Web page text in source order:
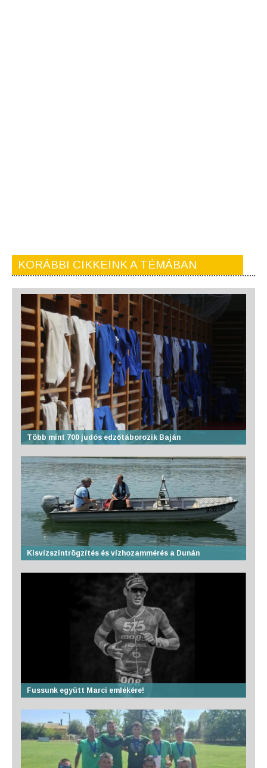
KORÁBBI CIKKEINK A TÉMÁBAN
Több mint 700 judós edzőtáborozik Baján
Kisvízszintrögzítés és vízhozammérés a Dunán
Fussunk együtt Marci emlékére!